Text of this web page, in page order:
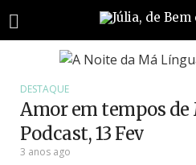
DESTAQUE
Amor em tempos de
Podcast, 13 Fev
3 anos ago